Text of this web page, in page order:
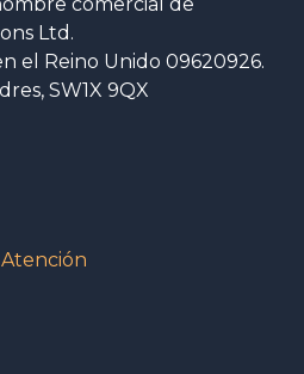
Ltd.
el Reino Unido 09620926.
SW1X 9QX